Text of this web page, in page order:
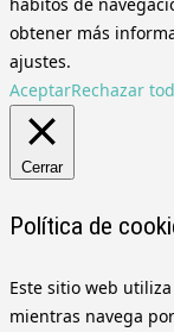
hábitos de
obtener más
ajustes.
AceptarRechazar
Cerrar
Política de
Este sitio web
mientras navega